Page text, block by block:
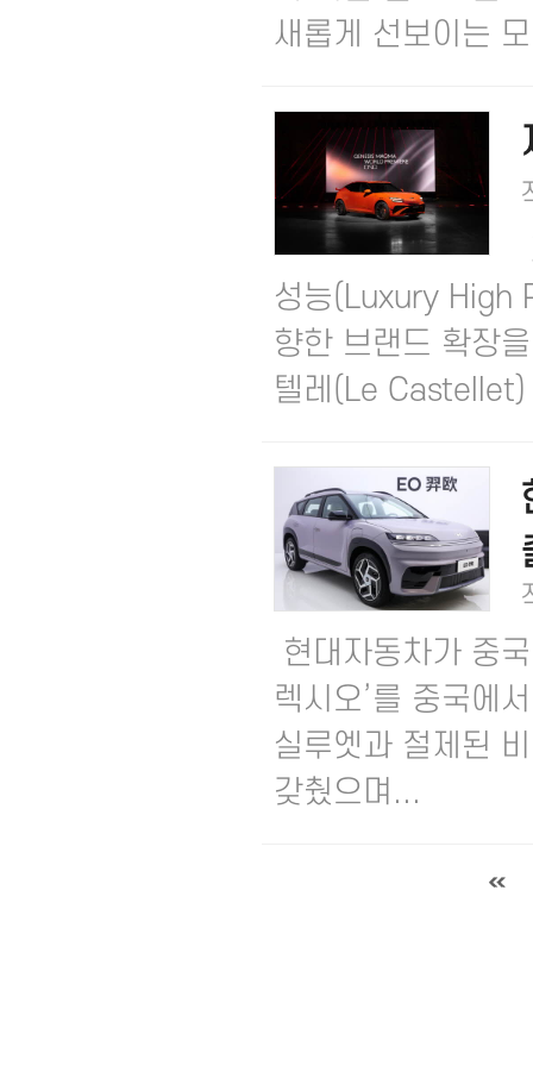
새롭게 선보이는
성능(Luxury High
향한 브랜드 확장
텔레(Le
현대자동차가 중
렉시오’를 중국에
실루엣과 절제된
갖췄으며...